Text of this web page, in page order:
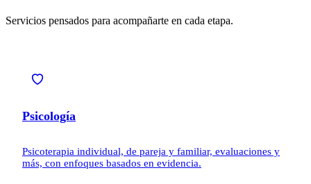
Servicios pensados para acompañarte en cada etapa.
Psicología
Psicoterapia individual, de pareja y familiar, evaluaciones y
más, con enfoques basados en evidencia.